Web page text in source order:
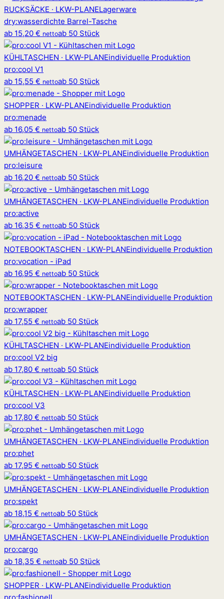
RUCKSÄCKE · LKW-PLANELagerware
dry:wasserdichte Barrel-Tasche
ab 15,20 € nettoab 50 Stück
KÜHLTASCHEN · LKW-PLANEindividuelle Produktion
pro:cool V1
ab 15,55 € nettoab 50 Stück
SHOPPER · LKW-PLANEindividuelle Produktion
pro:menade
ab 16,05 € nettoab 50 Stück
UMHÄNGETASCHEN · LKW-PLANEindividuelle Produktion
pro:leisure
ab 16,20 € nettoab 50 Stück
UMHÄNGETASCHEN · LKW-PLANEindividuelle Produktion
pro:active
ab 16,35 € nettoab 50 Stück
NOTEBOOKTASCHEN · LKW-PLANEindividuelle Produktion
pro:vocation - iPad
ab 16,95 € nettoab 50 Stück
NOTEBOOKTASCHEN · LKW-PLANEindividuelle Produktion
pro:wrapper
ab 17,55 € nettoab 50 Stück
KÜHLTASCHEN · LKW-PLANEindividuelle Produktion
pro:cool V2 big
ab 17,80 € nettoab 50 Stück
KÜHLTASCHEN · LKW-PLANEindividuelle Produktion
pro:cool V3
ab 17,80 € nettoab 50 Stück
UMHÄNGETASCHEN · LKW-PLANEindividuelle Produktion
pro:phet
ab 17,95 € nettoab 50 Stück
UMHÄNGETASCHEN · LKW-PLANEindividuelle Produktion
pro:spekt
ab 18,15 € nettoab 50 Stück
UMHÄNGETASCHEN · LKW-PLANEindividuelle Produktion
pro:cargo
ab 18,35 € nettoab 50 Stück
SHOPPER · LKW-PLANEindividuelle Produktion